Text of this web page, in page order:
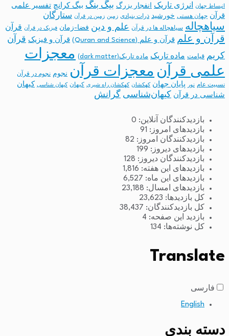
انبساط جهان انرژی تاریک انفجار بزرگ بیگ بنگ بیگ کرانچ تفسیر علمی
قرآن جهان هستی خورشید ذرات بنیادی زمین زمین در قرآن ستارگان
سیاهچاله سیاهچاله ها در قرآن علم و دین فضا-زمان فیزیک در قرآن قرآن
قرآن و علم قرآن و علم (Quran and Science) قرآن و فیزیک قرآن
کریم قیامت ماده تاریک ماده تاریک(dark matter)
معجزات
علمی قرآن معجزات قرآن نجوم نجوم در قرآن
نسبیت عام نور پایان جهان کهکشان کهکشان راه شیری کیهان کیهان شناسی
کیهان
شناسی در قرآن
کیهان‌شناسی گرانش
بازدیدکنندگان آنلاین: 0
بازدیدهای امروز: 91
بازدیدکنندگان امروز: 82
بازدیدهای دیروز: 199
بازدیدکنندگان دیروز: 128
بازدیدهای این هفته: 1,816
بازدیدهای این ماه: 6,527
بازدیدهای امسال: 23,188
کل بازدیدها: 23,623
کل بازدیدکنند‌گان: 38,437
بازدید این صفحه: 4
کل نوشته‌ها: 134
Translate
فارسی
English
دسته بندی